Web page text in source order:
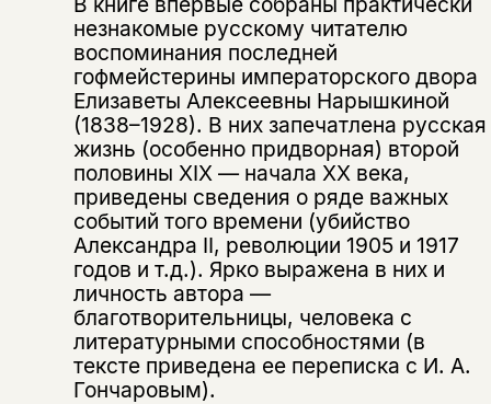
незнакомые русскому читателю
воспоминания последней
гофмейстерины императорского двора
Елизаветы Алексеевны Нарышкиной
(1838–1928). В них запечатлена русская
жизнь (особенно придворная) второй
половины XIX — начала XX века,
приведены сведения о ряде важных
событий того времени (убийство
Александра II, революции 1905 и 1917
годов и т.д.). Ярко выражена в них и
личность автора —
благотворительницы, человека с
литературными способностями (в
тексте приведена ее переписка с И. А.
Гончаровым).
Подписка на рассылку
Раз в неделю мы отправляем рассылку
о книгах и событиях «НЛО».
За подписку дарим промокод на
скидку 15%
Я соглашаюсь сПолитикой конфиденциальности
Этой книги временно
нет в продаже.
Вы можете подписаться на
уведомления, и при поступлении книги
на склад получить письмо на указанный
электронный адрес.
Я соглашаюсь сПолитикой конфиденциальности
Эта книга
не предназначена для
несовершеннолетних
Скажите, пожалуйста,
вам уже исполнилось 18 лет?